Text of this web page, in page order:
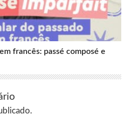
francês: passé composé e